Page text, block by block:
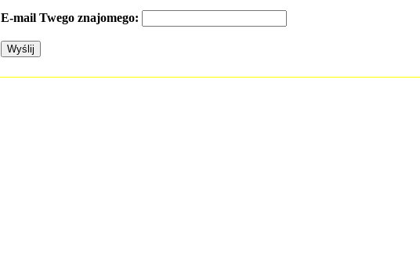
E-mail Twego znajomego: